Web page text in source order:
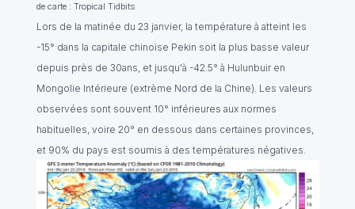
de carte : Tropical Tidbits
Lors de la matinée du 23 janvier, la température à atteint les
-15° dans la capitale chinoise Pekin soit la plus basse valeur
depuis près de 30ans, et jusqu'à -42.5° à Hulunbuir en
Mongolie Intérieure (extrème Nord de la Chine). Les valeurs
observées sont souvent 10° inférieures aux normes
habituelles, voire 20° en dessous dans certaines provinces,
et 90% du pays est soumis à des températures négatives.